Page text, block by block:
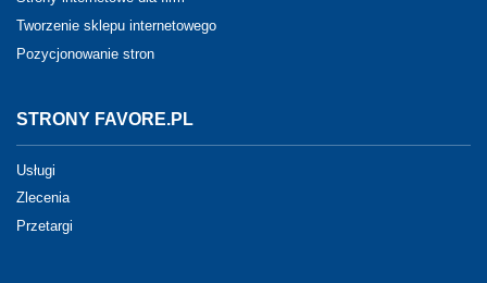
Tworzenie sklepu internetowego
Pozycjonowanie stron
STRONY FAVORE.PL
Usługi
Zlecenia
Przetargi